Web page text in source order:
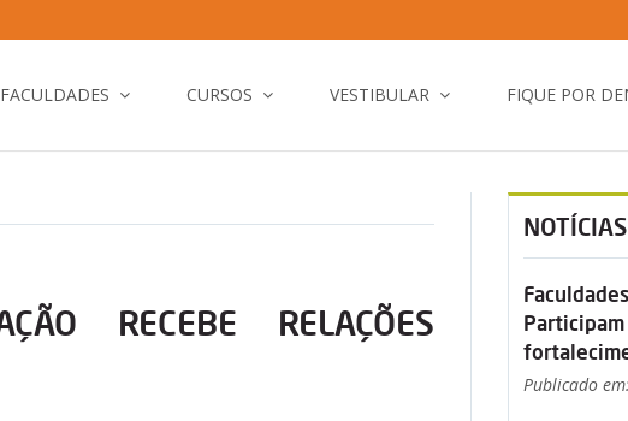
FACULDADES CURSOS VESTIBULAR FIQUE POR
RECEBE RELAÇÕES
NOTÍCIAS
Participam
Publicado